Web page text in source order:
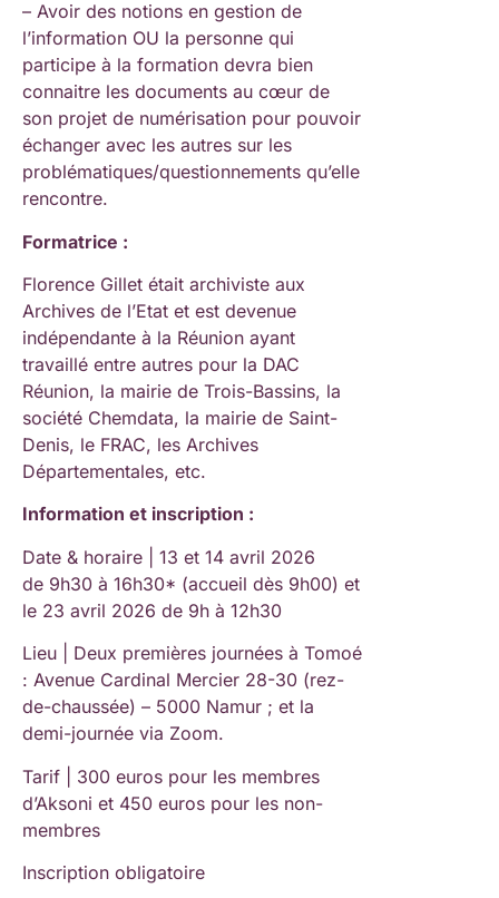
– Avoir des notions en gestion de
l’information OU la personne qui
participe à la formation devra bien
connaitre les documents au cœur de
son projet de numérisation pour pouvoir
échanger avec les autres sur les
problématiques/questionnements qu’elle
rencontre.
Formatrice :
Florence Gillet était archiviste aux
Archives de l’Etat et est devenue
indépendante à la Réunion ayant
travaillé entre autres pour la DAC
Réunion, la mairie de Trois-Bassins, la
société Chemdata, la mairie de Saint-
Denis, le FRAC, les Archives
Départementales, etc.
Information et inscription :
Date & horaire | 13 et 14 avril 2026
de 9h30 à 16h30* (accueil dès 9h00) et
le 23 avril 2026 de 9h à 12h30
Lieu | Deux premières journées à Tomoé
: Avenue Cardinal Mercier 28-30 (rez-
de-chaussée) – 5000 Namur ; et la
demi-journée via Zoom.
Tarif | 300 euros pour les membres
d’Aksoni et 450 euros pour les non-
membres
Inscription obligatoire